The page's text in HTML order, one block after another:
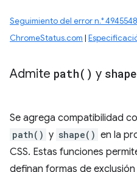
Seguimiento del error n.°
ChromeStatus.com |
Admite path( ) y
Se agrega compatibilidad
path() y shape() en la
CSS. Estas funciones
definan formas de